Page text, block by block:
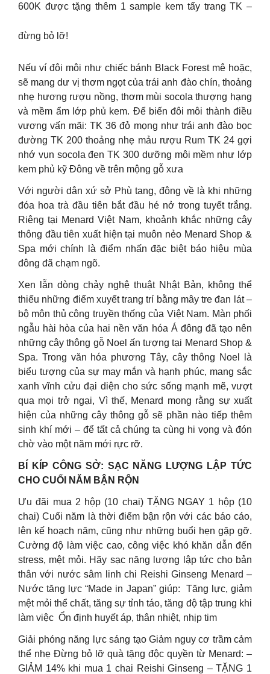
600K được tặng thêm 1 sample kem tẩy trang TK –
đừng bỏ lỡ!
Nếu ví đôi môi như chiếc bánh Black Forest mê hoặc,
sẽ mang dư vị thơm ngọt của trái anh đào chín, thoảng
nhẹ hương rượu nồng, thơm mùi socola thượng hạng
và mềm ẩm lớp phủ kem. Để biến đôi môi thành điều
vương vấn mãi: TK 36 đỏ mọng như trái anh đào bọc
đường TK 200 thoảng nhẹ mảu rượu Rum TK 24 gợi
nhớ vụn socola đen TK 300 dưỡng môi mềm như lớp
kem phủ kỹ Đông về trên mộng gỗ xưa
Với người dân xứ sở Phù tang, đông về là khi những
đóa hoa trà đầu tiên bắt đầu hé nở trong tuyết trắng.
Riêng tại Menard Việt Nam, khoảnh khắc những cây
thông đầu tiên xuất hiện tại muôn nẻo Menard Shop &
Spa mới chính là điểm nhấn đặc biệt báo hiệu mùa
đông đã chạm ngõ.
Xen lẫn dòng chảy nghệ thuật Nhật Bản, không thể
thiếu những điểm xuyết trang trí bằng mây tre đan lát –
bộ môn thủ công truyền thống của Việt Nam. Màn phối
ngẫu hài hòa của hai nền văn hóa Á đông đã tạo nên
những cây thông gỗ Noel ấn tượng tại Menard Shop &
Spa. Trong văn hóa phương Tây, cây thông Noel là
biểu tượng của sự may mắn và hạnh phúc, mang sắc
xanh vĩnh cửu đại diện cho sức sống mạnh mẽ, vượt
qua mọi trở ngại, Vì thế, Menard mong rằng sự xuất
hiện của những cây thông gỗ sẽ phần nào tiếp thêm
sinh khí mới – để tất cả chúng ta cùng hi vọng và đón
chờ vào một năm mới rực rỡ.
BÍ KÍP CÔNG SỞ: SẠC NĂNG LƯỢNG LẬP TỨC
CHO CUỐI NĂM BẬN RỘN
Ưu đãi mua 2 hộp (10 chai) TẶNG NGAY 1 hộp (10
chai) Cuối năm là thời điểm bận rộn với các báo cáo,
lên kế hoạch năm, cũng như những buổi hẹn gặp gỡ.
Cường độ làm việc cao, công việc khó khăn dẫn đến
stress, mệt mỏi. Hãy sạc năng lượng lập tức cho bản
thân với nước sâm linh chi Reishi Ginseng Menard –
Nước tăng lực “Made in Japan” giúp: ️ Tăng lực, giảm
mệt mỏi thể chất, tăng sự tỉnh táo, tăng độ tập trung khi
làm việc ️ Ổn định huyết áp, thân nhiệt, nhịp tim ️
Giải phóng năng lực sáng tạo Giảm nguy cơ trầm cảm
thể nhẹ Đừng bỏ lỡ quà tặng độc quyền từ Menard: –
GIẢM 14% khi mua 1 chai Reishi Ginseng – TẶNG 1